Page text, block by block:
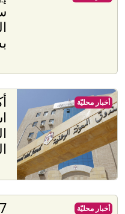
أخبار محليّة
أخبار محليّة